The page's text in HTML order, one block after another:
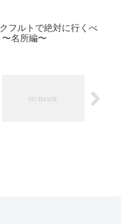
フルトで絶対に行くべ
名所編〜